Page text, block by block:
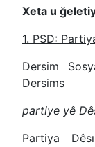
Xeta u
1. PSD:
Dersim
Dersims
partiye yê
Partiya